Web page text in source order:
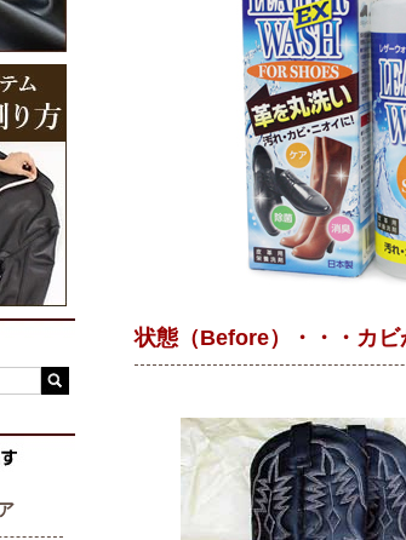
状態（Before）・・・カビ